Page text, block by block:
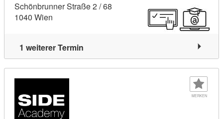
Schönbrunner Straße 2 / 68
1040 Wien
1 weiterer Termin
MERKEN